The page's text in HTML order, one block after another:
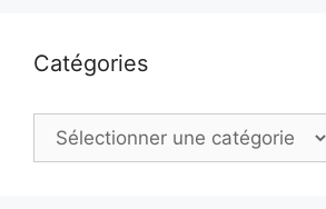
Catégories
Catégories